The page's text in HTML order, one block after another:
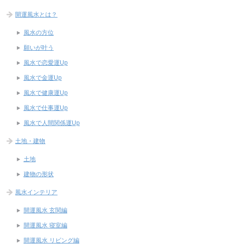
開運風水とは？
風水の方位
願いが叶う
風水で恋愛運Up
風水で金運Up
風水で健康運Up
風水で仕事運Up
風水で人間関係運Up
土地・建物
土地
建物の形状
風水インテリア
開運風水 玄関編
開運風水 寝室編
開運風水 リビング編